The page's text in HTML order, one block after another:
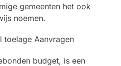
gemeenten het ook
noemen.
budget, is een